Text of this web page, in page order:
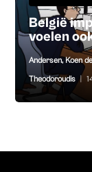
België
voelen
Andersen,Koen
Theodoroudis